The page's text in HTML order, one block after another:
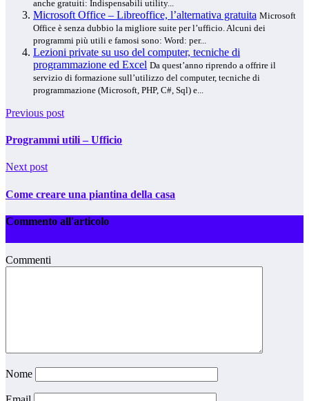
anche gratuiti: Indispensabili utility...
Microsoft Office – Libreoffice, l’alternativa gratuita Microsoft
Office è senza dubbio la migliore suite per l’ufficio. Alcuni dei
programmi più utili e famosi sono: Word: per...
Lezioni private su uso del computer, tecniche di
programmazione ed Excel Da quest’anno riprendo a offrire il
servizio di formazione sull’utilizzo del computer, tecniche di
programmazione (Microsoft, PHP, C#, Sql) e...
Previous post
Programmi utili – Ufficio
Next post
Come creare una piantina della casa
Commento all'articolo
Commenti
Nome